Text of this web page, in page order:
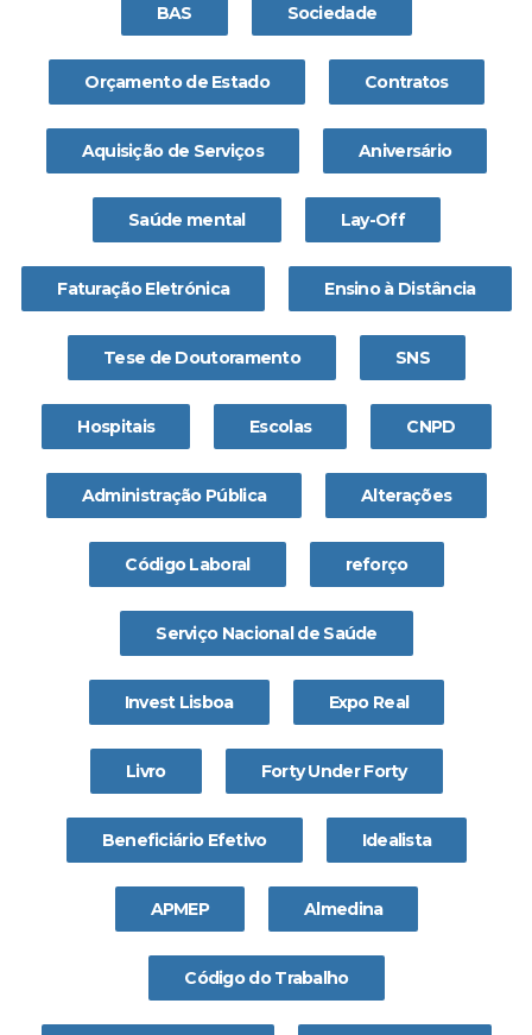
BAS Sociedade
Orçamento de Estado Contratos
Aquisição de Serviços Aniversário
Saúde mental Lay-Off
Faturação Eletrónica Ensino à Distância
Tese de Doutoramento SNS
Hospitais Escolas CNPD
Administração Pública Alterações
Código Laboral reforço
Serviço Nacional de Saúde
Invest Lisboa Expo Real
Livro Forty Under Forty
Beneficiário Efetivo Idealista
APMEP Almedina
Código do Trabalho